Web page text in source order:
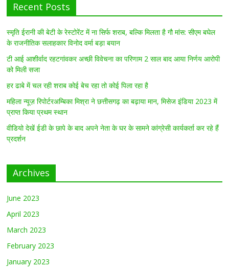
Recent Posts
स्मृति ईरानी की बेटी के रेस्टोरेंट में ना सिर्फ शराब, बल्कि मिलता है गौ मांस: सीएम बघेल
के राजनीतिक सलाहकार विनोद वर्मा बड़ा बयान
टी आई आशीर्वाद रहटगांवकर अच्छी विवेचना का परिणाम 2 साल बाद आया निर्णय आरोपी
को मिली सजा
हर ढाबे में चल रही शराब कोई बेच रहा तो कोई पिला रहा है
महिला न्यूज़ रिपोर्टरअम्बिका मिश्रा ने छत्तीसगढ़ का बढ़ाया मान, मिसेज इंडिया 2023 में
प्राप्त किया प्रथम स्थान
वीडियो देखें ईडी के छापे के बाद अपने नेता के घर के सामने कांग्रेसी कार्यकर्ता कर रहे हैं
प्रदर्शन
Archives
June 2023
April 2023
March 2023
February 2023
January 2023